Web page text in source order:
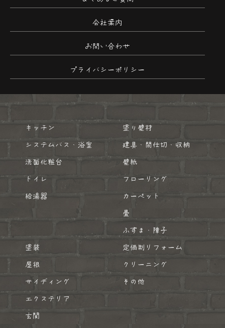
会社案内
お問い合わせ
プライバシーポリシー
キッチン
システムバス・浴室
洗面化粧台
トイレ
給湯器
塗り壁材
建具・間仕切・収納
壁紙
フローリング
カーペット
畳
ふすま・障子
塗装
屋根
サイディング
エクステリア
玄関
定価制リフォーム
クリーニング
その他